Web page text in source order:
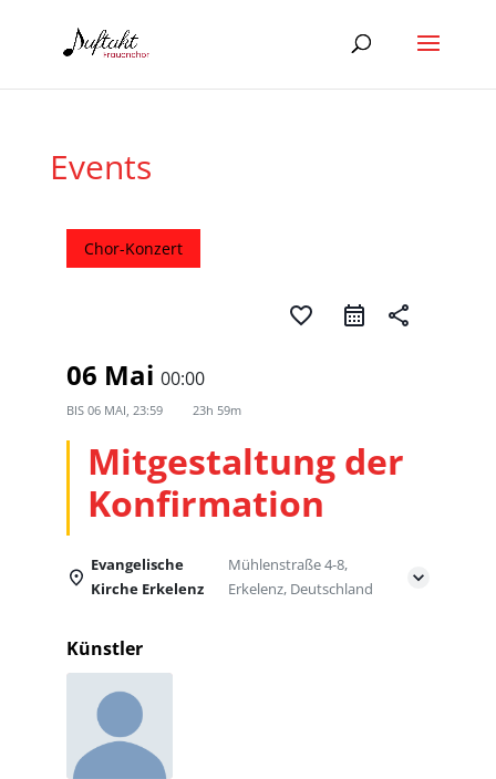
Events
Chor-Konzert
favorite_border share
06 Mai 00:00
BIS 06 MAI, 23:59 23h 59m
Mitgestaltung der
Konfirmation
Evangelische
Kirche Erkelenz
Mühlenstraße 4-8,
Erkelenz, Deutschland
Künstler